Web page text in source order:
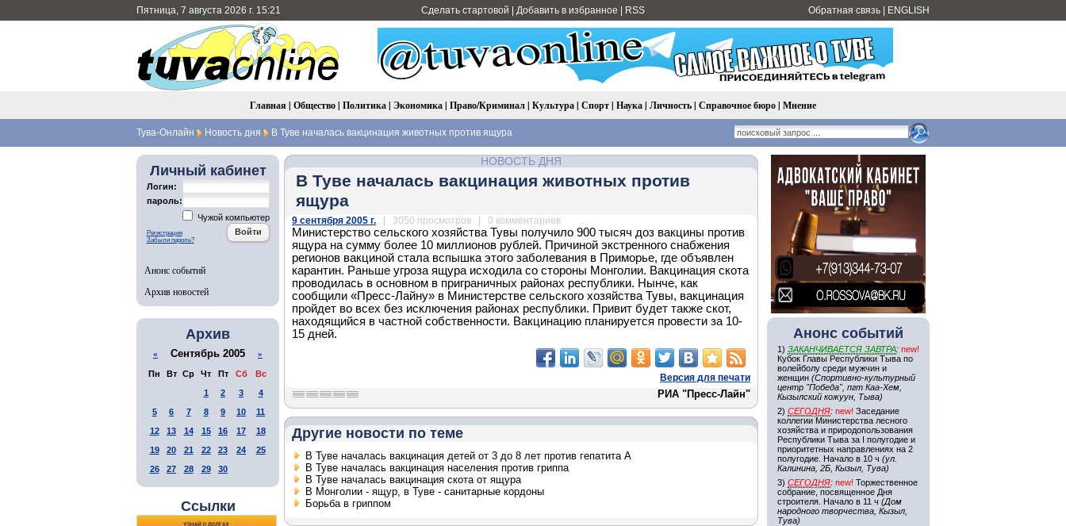
Пятница, 7 августа 2026 г. 15:21 Сделать стартовой Добавить в избранное RSS Обратная связь ENGLISH
Главная | Общество| Политика| Экономика| Право/Криминал| Культура| Спорт| Наука| Личность| Справочное бюро| Мнение
Тува-Онлайн Новость дня В Туве началась вакцинация животных против ящура
Личный кабинет
Логин:
пароль:
Чужой компьютер
Регистрация
Забыли пароль?
Анонс событий
Архив новостей
Архив
« Сентябрь 2005 »
Пн Вт Ср Чт Пт Сб
Вс
1
2 3
4
5
6 7 8 9 10
11
12
13 14 15 16 17
18
19
20 21 22 23 24
25
26
27 28 29 30
Ссылки
НОВОСТЬ ДНЯ
В Туве началась вакцинация животных против
ящура
9 сентября 2005 г. | 3050 просмотров | 0 комментариев
Министерство сельского хозяйства Тувы получило 900 тысяч доз вакцины против
ящура на сумму более 10 миллионов рублей. Причиной экстренного снабжения
регионов вакциной стала вспышка этого заболевания в Приморье, где объявлен
карантин. Раньше угроза ящура исходила со стороны Монголии. Вакцинация скота
проводилась в основном в приграничных районах республики. Нынче, как
сообщили «Пресс-Лайну» в Министерстве сельского хозяйства Тувы, вакцинация
пройдет во всех без исключения районах республики. Привит будет также скот,
находящийся в частной собственности. Вакцинацию планируется провести за 10-
15 дней.
Версия для печати
РИА "Пресс-Лайн"
Другие новости по теме
В Туве началась вакцинация детей от 3 до 8 лет против гепатита А
В Туве началась вакцинация населения против гриппа
В Туве началась вакцинация скота от ящура
В Монголии - ящур, в Туве - санитарные кордоны
Борьба в гриппом
Анонс событий
1) ЗАКАНЧИВАЕТСЯ ЗАВТРА: new!
Кубок Главы Республики Тыва по
волейболу среди мужчин и
женщин (Спортивно-культурный
центр "Победа", пгт Каа-Хем,
Кызылский кожуун, Тыва)
2) СЕГОДНЯ: new! Заседание
коллегии Министерства лесного
хозяйства и природопользования
Республики Тыва за I полугодие и
приоритетных направлениях на 2
полугодие. Начало в 10 ч (ул.
Калинина, 2Б, Кызыл, Тува)
3) СЕГОДНЯ: new! Торжественное
собрание, посвященное Дня
строителя. Начало в 11 ч (Дом
народного творчества, Кызыл,
Тува)